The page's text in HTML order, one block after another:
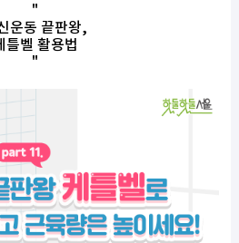
"
운동 끝판왕,
틀벨 활용법
"